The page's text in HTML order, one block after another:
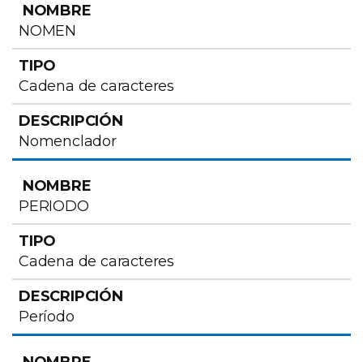
NOMBRE
NOMEN
Cadena de caracteres
Nomenclador
PERIODO
Cadena de caracteres
Período